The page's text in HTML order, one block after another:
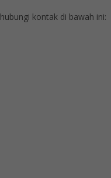
kontak di bawah ini: